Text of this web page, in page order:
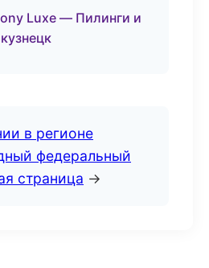
Luxe — Пилинги и
в регионе
федеральный
страница →